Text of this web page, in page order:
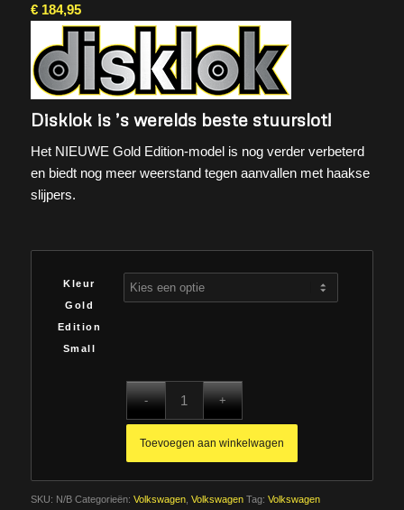
€184,95
Disklok is ’s werelds beste stuurslot!
Het NIEUWE Gold Edition-model is nog verder verbeterd
en biedt nog meer weerstand tegen aanvallen met haakse
slijpers.
Kleur
Gold
Edition
Small
Toevoegen aan winkelwagen
SKU: N/B Categorieën: Volkswagen, Volkswagen Tag: Volkswagen